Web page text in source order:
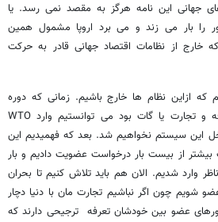
جهانی این نامه هرگز به مقصد نمی‏ رسد. یا
را بار می ‏زند و می ‏برد اروپا مشمول همین
خارج از نظامات اقتصاد جهانی قادر به حرکت
که ازاین نظام ‏ها خارج باشیم. زمانی که دوره
اروگوئه در قراداد عمومی تعرفه و تجارت یا گات بود می توانستیم وارد WTO
این سیستم نخواهیم شد. بعد که فهمیدیم این
از بیست بار درخواست عضویت دادیم و بار
وارد شدیم. الان هم باید تلاش کنیم تا بحران
شویم چون اگر نباشیم تجارت مان با دنیا دچار
عضو بین خودشان تعرفه ترجیحی دارند که